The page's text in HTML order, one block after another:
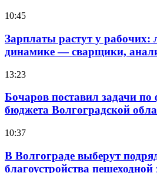
10:45
Зарплаты растут у рабочих:
динамике — сварщики,
13:23
Бочаров поставил задачи
бюджета Волгоградской
10:37
В Волгограде выберут
благоустройства